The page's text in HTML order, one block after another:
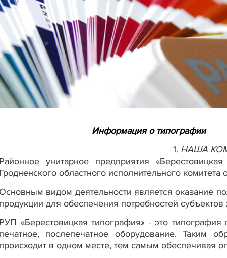
Информация о типографии
1. НАША
Районное унитарное предприятия
Гродненского областного исполнительного комитета
Основным видом деятельности является оказание
продукции для обеспечения потребностей
РУП «Берестовицкая типография» - это
печатное, послепечатное оборудование. Таким
происходит в одном месте, тем самым обеспечивая